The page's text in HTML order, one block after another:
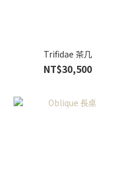
Trifidae 茶几
NT$30,500